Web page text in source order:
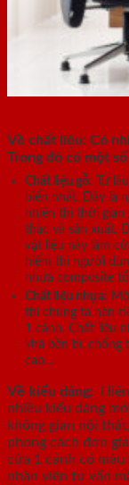
Về chất liệu: Có
Trong đó có một
Chất liệu gỗ: Từ
biến nhất. Đây là
nhiên thì thời gian
thác và sản xuất.
vật liệu này làm
hiếm thì người
nhựa composite
Chất liệu nhựa:
thì chúng ta nên
1 cánh. Chất liệu
khá bền bỉ,
cao…
Về kiểu dáng:
nhiều kiểu dáng
không gian nội
phong cách đơn
cửa 1 cánh có
nhân viên tư vấn